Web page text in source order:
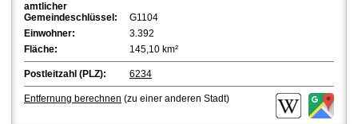
amtlicher
Gemeindeschlüssel:
G1104
Einwohner:
3.392
Fläche:
145,10 km²
Postleitzahl (PLZ): 6234
Entfernung berechnen (zu einer anderen Stadt)